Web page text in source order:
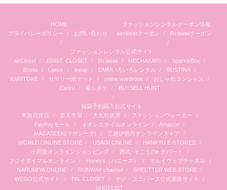
HOME
プライバシーポリシー
お問い合わせ
ファッションレンタルクーポン情報
airclosetクーポン
Rcawaiiクーポン
ファッションレンタル公式サイト
airCloset
EDIST. CLOSET Rcawaii MECHAKARI
SparkleBox
Brista
Laxus leeap DMMいろいろレンタル
SUSTINA
KARITOKE
サマリーポケット prime wardrobe
おしゃれコンシャス
Cariru
着ルダケ BUYSELL HUNT
福袋予約購入公式サイト
東急百貨店
楽天市場 大丸松坂屋
ファッションウォーカー
PayPayモール
イオンスタイルオンライン
Amazon
MAGASEEK(マガシーク)
三越伊勢丹オンラインストア
WORLD ONLINE STORE
USAGI ONLINE
HANKYU E-STORES
小田急オンラインショッピング
西武･そごうのe.デパート
フジイダイマルオンライン
Honeys（ハニーズ）
マルイウェブチャネル
NARUMIYA ONLINE
RUNWAY channel
SHEL’TTER WEB STORE
WEGO公式サイト
PAL CLOSET
ナノ・ユニバース公式通販サイト
SHOPLIST